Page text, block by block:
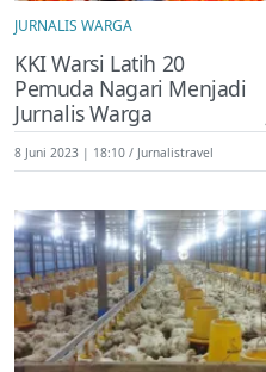
JURNALIS WARGA
KKI Warsi Latih 20
Pemuda Nagari Menjadi
Jurnalis Warga
8 Juni 2023 | 18:10 Jurnalistravel